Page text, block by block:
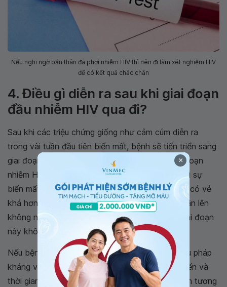
Nếu nghi ngờ bản thân đã phơi nhiễm HIV thì nên đi làm xét nghiệm HIV
để có kết quả chắc chắn
4. Điều gì diễn ra sau khi giai đoạn
đầu nhiễm HIV qua đi?
Sau khi các triệu chứng giống như cảm cúm diễn ra
trong vài tuần đầu tiên biến mất, bệnh sẽ tiến triển sang
giai đoạn không triệu chứng hay còn gọi là giai đoạn
nhiễm HIV mạn tính. Giai đoạn này đặc trưng bởi sự
biến mất của các triệu chứng, cơ thể bệnh nhân có vẻ
khá hơn, tuy nhiên HIV vẫn tiếp tục quá trình nhân lên
không ngừng. Và đa số các bệnh nhân HIV ở giai đoạn
này không có bất kỳ biểu hiện nào.
Nếu bệnh nhân nhiễm HIV được điều trị bằng liệu pháp
kháng virus mỗi ngày, bệnh có thể ngừng tiến triển và
thời gian sống của bệnh nhân có thể kéo dài gần tương
×